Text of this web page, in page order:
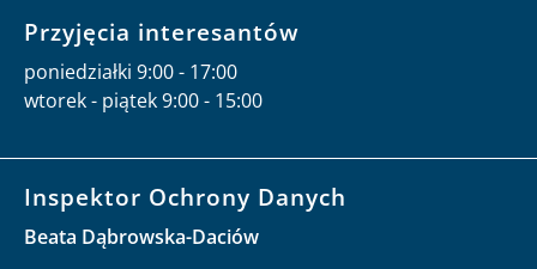
Przyjęcia interesantów
poniedziałki 9:00 - 17:00
wtorek - piątek 9:00 - 15:00
Inspektor Ochrony Danych
Beata Dąbrowska-Daciów